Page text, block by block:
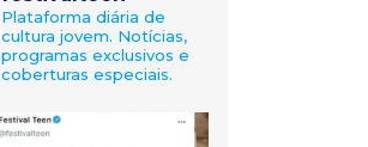
Plataforma diária de
cultura jovem. Notícias,
programas exclusivos e
coberturas especiais.